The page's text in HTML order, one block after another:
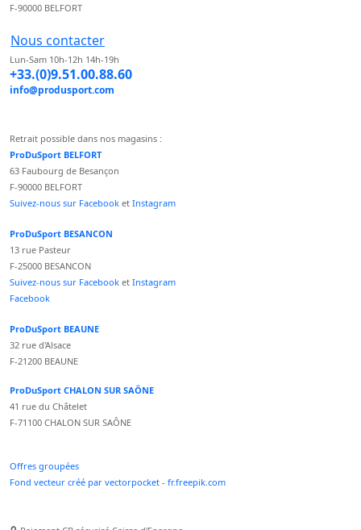
F-90000 BELFORT
Nous contacter
Lun-Sam 10h-12h 14h-19h
+33.(0)9.51.00.88.60
info@produsport.com
Retrait possible dans nos magasins :
ProDuSport BELFORT
63 Faubourg de Besançon
F-90000 BELFORT
Suivez-nous sur Facebook et Instagram
ProDuSport BESANCON
13 rue Pasteur
F-25000 BESANCON
Suivez-nous sur Facebook et Instagram
Facebook
ProDuSport BEAUNE
32 rue d'Alsace
F-21200 BEAUNE
ProDuSport CHALON SUR SAÔNE
41 rue du Châtelet
F-71100 CHALON SUR SAÔNE
Offres groupées
Fond vecteur créé par vectorpocket - fr.freepik.com